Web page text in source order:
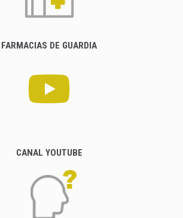
FARMACIAS DE GUARDIA
CANAL YOUTUBE